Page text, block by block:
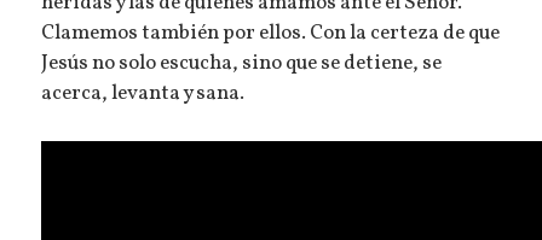
Clamemos también por ellos. Con la certeza de que
Jesús no solo escucha, sino que se detiene, se
acerca, levanta y sana.